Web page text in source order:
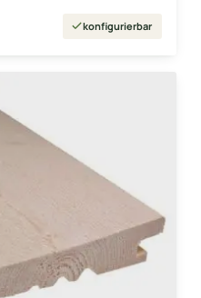
konfigurierbar